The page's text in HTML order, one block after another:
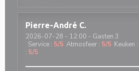
Pierre-André C
2026-07-28 - 12:00 - Gasten 3
Service : 5/5 Atmosfeer : 5/5 Keuken :
: 5/5